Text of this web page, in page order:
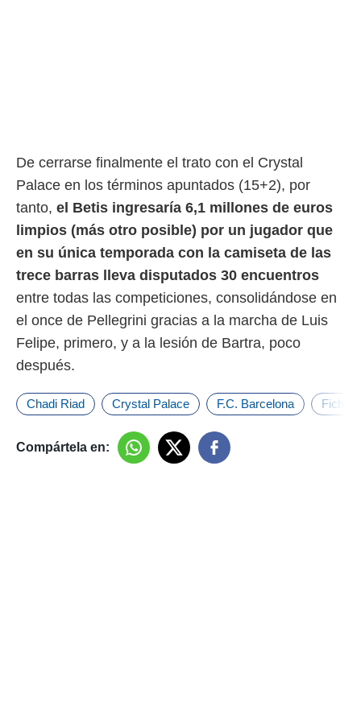
De cerrarse finalmente el trato con el Crystal
Palace en los términos apuntados (15+2), por
tanto, el Betis ingresaría 6,1 millones de euros
limpios (más otro posible) por un jugador que
en su única temporada con la camiseta de las
trece barras lleva disputados 30 encuentros
entre todas las competiciones, consolidándose en
el once de Pellegrini gracias a la marcha de Luis
Felipe, primero, y a la lesión de Bartra, poco
después.
Chadi Riad Crystal Palace F.C. Barcelona
Compártela en: